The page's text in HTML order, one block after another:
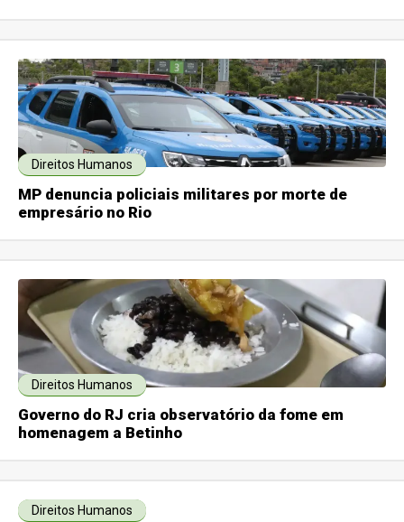
Direitos Humanos
MP denuncia policiais militares por morte de
empresário no Rio
Direitos Humanos
Governo do RJ cria observatório da fome em
homenagem a Betinho
Direitos Humanos